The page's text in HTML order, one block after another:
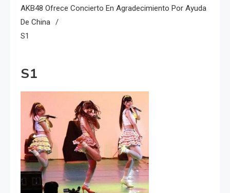
AKB48 Ofrece Concierto En Agradecimiento Por Ayuda
De China
S1
S1